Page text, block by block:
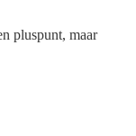
pluspunt, maar